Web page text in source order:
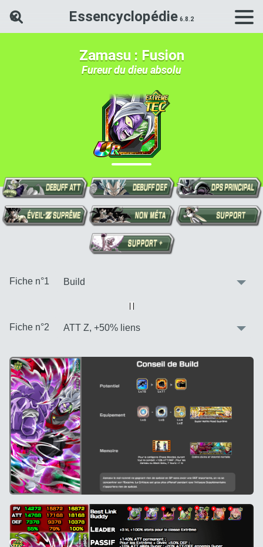
Essencyclopédie
Rechercher une carte Dokkan
Zamasu : Fusion
Fureur du dieu absolu
Fiche n°1
Vue alternative
| |
Fiche n°2